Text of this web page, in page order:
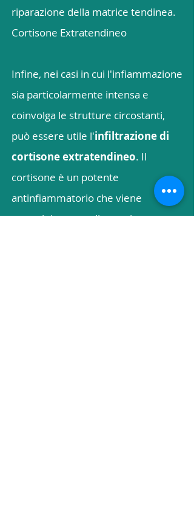
riparazione della matrice tendinea.
Cortisone Extratendineo
Infine, nei casi in cui l'infiammazione
sia particolarmente intensa e
coinvolga le strutture circostanti,
può essere utile l'infiltrazione di
cortisone extratendineo. Il
cortisone è un potente
antinfiammatorio che viene
somministrato nello spazio